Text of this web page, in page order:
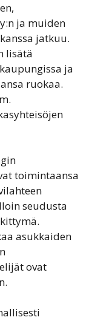
ja muiden
jatkuu.
lisätä
ja
ruokaa.
toimintaansa
seudusta
asukkaiden
ovat